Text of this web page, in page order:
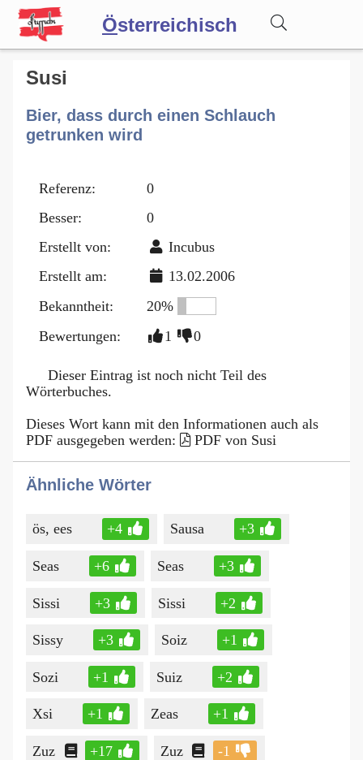
Österreichisch
Wörterbuch
Forum
Susi
Bier, dass durch einen Schlauch
getrunken wird
Referenz:
0
Besser:
0
Erstellt von:
Incubus
Erstellt am:
13.02.2006
Bekanntheit:
20%
Bewertungen:
1 0
Dieser Eintrag ist noch nicht Teil des
Wörterbuches.
Dieses Wort kann mit den Informationen auch als
PDF ausgegeben werden:
PDF von Susi
Ähnliche Wörter
ös, ees +4 Sausa +3
Seas +6 Seas +3
Sissi +3 Sissi +2
Sissy +3 Soiz +1
Sozi +1 Suiz +2
Xsi +1 Zeas +1
Zuz +17 Zuz -1